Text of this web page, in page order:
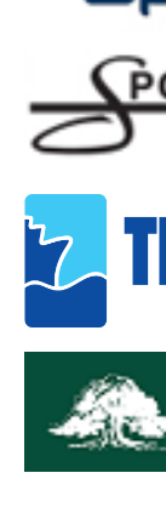
Tiomila
Statistikk
25-manna
VM Historikk